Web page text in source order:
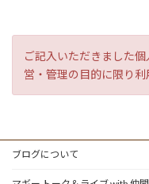
ご記入いただきました
営・管理の目的に限り利
ブログについて